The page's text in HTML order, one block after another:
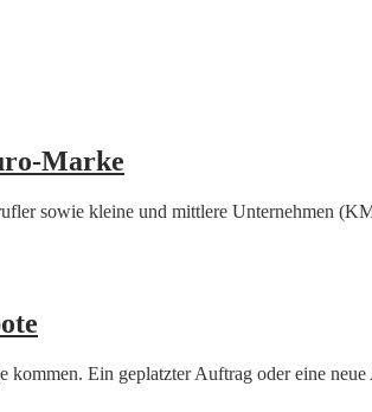
Marke
sowie kleine und mittlere Unternehmen
kommen. Ein geplatzter Auftrag oder eine